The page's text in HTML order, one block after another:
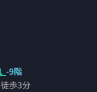
-9階
歩3分